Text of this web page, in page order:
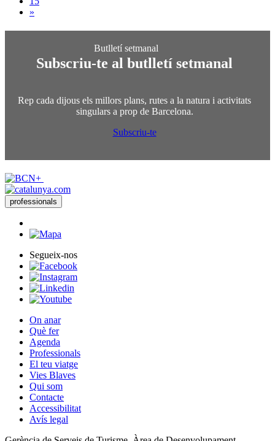
»
Subscriu-te al butlletí setmanal
Rep cada dijous els millors plans, rutes a la natura i activitats
singulars a prop de Barcelona.
Subscriu-te
professionals
Segueix-nos
On anar
Què fer
Agenda
Professionals
El teu viatge
Vies Blaves
Qui som
Contacte
Accessibilitat
Avís legal